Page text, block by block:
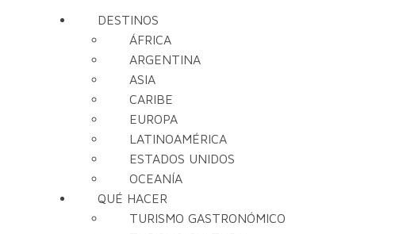
DESTINOS
ÁFRICA
ARGENTINA
ASIA
CARIBE
EUROPA
LATINOAMÉRICA
ESTADOS UNIDOS
OCEANÍA
QUÉ HACER
TURISMO GASTRONÓMICO